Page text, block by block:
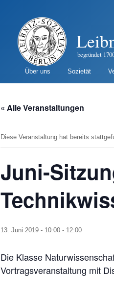
begründet
Über uns Sozietät
« Alle Veranstaltungen
Diese Veranstaltung hat bereits
Juni-
13. Juni 2019 - 10:00 - 12:00
Die Klasse
Vortragsveranstaltung mit